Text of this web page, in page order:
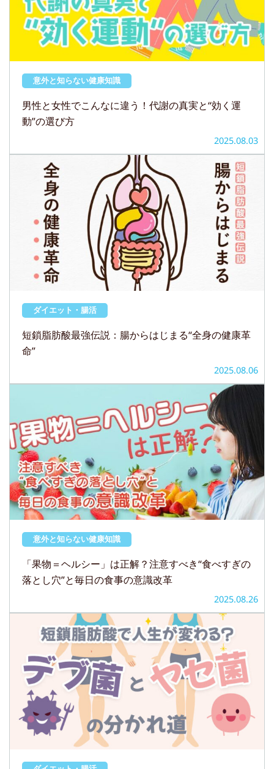
意外と知らない健康知識
男性と女性でこんなに違う！代謝の真実と“効く運
動”の選び方
2025.08.03
ダイエット・腸活
短鎖脂肪酸最強伝説：腸からはじまる“全身の健康革
命”
2025.08.06
意外と知らない健康知識
「果物＝ヘルシー」は正解？注意すべき“食べすぎの
落とし穴”と毎日の食事の意識改革
2025.08.26